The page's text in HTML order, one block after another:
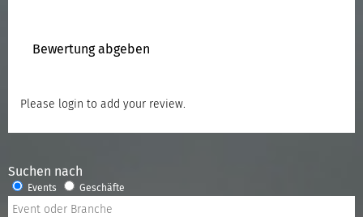
Bewertung abgeben
Please login to add your review.
Suchen nach
Events Geschäfte